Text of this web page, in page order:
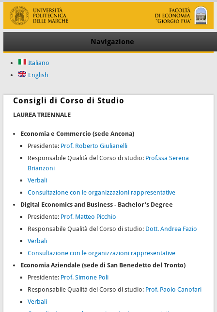
Navigazione
Italiano
English
Consigli di Corso di Studio
LAUREA TRIENNALE
Economia e Commercio (sede Ancona)
Presidente: Prof. Roberto Giulianelli
Responsabile Qualità del Corso di studio: Prof.ssa Serena
Brianzoni
Verbali
Consultazione con le organizzazioni rappresentative
Digital Economics and Business - Bachelor's Degree
Presidente: Prof. Matteo Picchio
Responsabile Qualità del Corso di studio: Dott. Andrea Fazio
Verbali
Consultazione con le organizzazioni rappresentative
Economia Aziendale (sede di San Benedetto del Tronto)
Presidente: Prof. Simone Poli
Responsabile Qualità del Corso di studio: Prof. Paolo Canofari
Verbali